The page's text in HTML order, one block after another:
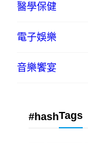
醫學保健
電子娛樂
音樂饗宴
#hashTags